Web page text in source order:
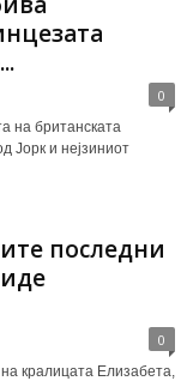
0
на британската
Јорк и нејзиниот
последни
0
кралицата Елизабета,